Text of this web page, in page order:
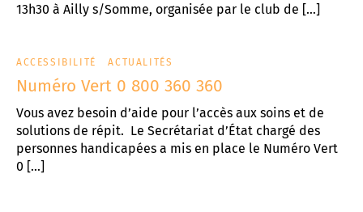
13h30 à Ailly s/Somme, organisée par le club de […]
ACCESSIBILITÉ ACTUALITÉS
Numéro Vert 0 800 360 360
Vous avez besoin d’aide pour l’accès aux soins et de
solutions de répit. Le Secrétariat d’État chargé des
personnes handicapées a mis en place le Numéro Vert
0 […]